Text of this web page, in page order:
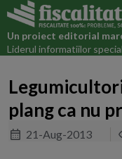
Un proiect editorial
Liderul informatiilor
plang ca nu
21-Aug-2013